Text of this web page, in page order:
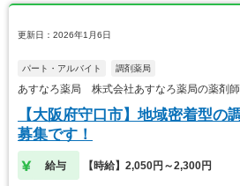
更新日：2026年1月6日
パート・アルバイト 調剤薬局
あすなろ薬局 株式会社あすなろ薬局の薬剤師
【大阪府守口市】地域密着型の
募集です！
給与 【時給】2,050円～2,300円